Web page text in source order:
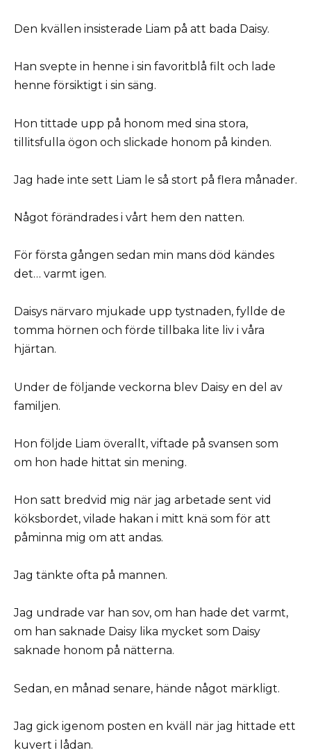
Den kvällen insisterade Liam på att bada Daisy.
Han svepte in henne i sin favoritblå filt och lade
henne försiktigt i sin säng.
Hon tittade upp på honom med sina stora,
tillitsfulla ögon och slickade honom på kinden.
Jag hade inte sett Liam le så stort på flera månader.
Något förändrades i vårt hem den natten.
För första gången sedan min mans död kändes
det… varmt igen.
Daisys närvaro mjukade upp tystnaden, fyllde de
tomma hörnen och förde tillbaka lite liv i våra
hjärtan.
Under de följande veckorna blev Daisy en del av
familjen.
Hon följde Liam överallt, viftade på svansen som
om hon hade hittat sin mening.
Hon satt bredvid mig när jag arbetade sent vid
köksbordet, vilade hakan i mitt knä som för att
påminna mig om att andas.
Jag tänkte ofta på mannen.
Jag undrade var han sov, om han hade det varmt,
om han saknade Daisy lika mycket som Daisy
saknade honom på nätterna.
Sedan, en månad senare, hände något märkligt.
Jag gick igenom posten en kväll när jag hittade ett
kuvert i lådan.